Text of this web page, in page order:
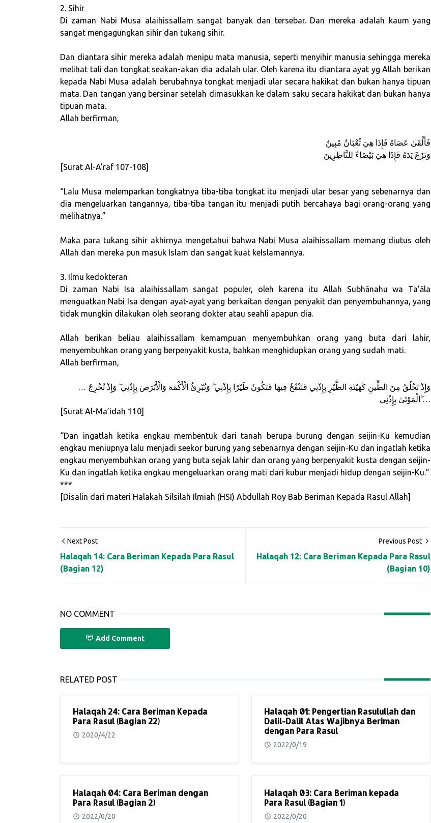
2. Sihir
Di zaman Nabi Musa alaihissallam sangat banyak dan tersebar. Dan mereka adalah kaum yang
sangat mengagungkan sihir dan tukang sihir.
Dan diantara sihir mereka adalah menipu mata manusia, seperti menyihir manusia sehingga mereka
melihat tali dan tongkat seakan-akan dia adalah ular. Oleh karena itu diantara ayat yg Allah berikan
kepada Nabi Musa adalah berubahnya tongkat menjadi ular secara hakikat dan bukan hanya tipuan
mata. Dan tangan yang bersinar setelah dimasukkan ke dalam saku secara hakikat dan bukan hanya
tipuan mata.
Allah berfirman,
فَأَلْقَىٰ عَصَاهُ فَإِذَا هِيَ ثُعْبَانٌ مُبِينٌ
وَنَزَعَ يَدَهُ فَإِذَا هِيَ بَيْضَاءُ لِلنَّاظِرِينَ
[Surat Al-A’raf 107-108]
“Lalu Musa melemparkan tongkatnya tiba-tiba tongkat itu menjadi ular besar yang sebenarnya dan
dia mengeluarkan tangannya, tiba-tiba tangan itu menjadi putih bercahaya bagi orang-orang yang
melihatnya.”
Maka para tukang sihir akhirnya mengetahui bahwa Nabi Musa alaihissallam memang diutus oleh
Allah dan mereka pun masuk Islam dan sangat kuat keIslamannya.
3. Ilmu kedokteran
Di zaman Nabi Isa alaihissallam sangat populer, oleh karena itu Allah Subhānahu wa Ta’āla
menguatkan Nabi Isa dengan ayat-ayat yang berkaitan dengan penyakit dan penyembuhannya, yang
tidak mungkin dilakukan oleh seorang dokter atau seahli apapun dia.
Allah berikan beliau alaihissallam kemampuan menyembuhkan orang yang buta dari lahir,
menyembuhkan orang yang berpenyakit kusta, bahkan menghidupkan orang yang sudah mati.
Allah berfirman,
… وَإِذْ تَخْلُقُ مِنَ الطِّينِ كَهَيْئَةِ الطَّيْرِ بِإِذْنِي فَتَنْفُخُ فِيهَا فَتَكُونُ طَيْرًا بِإِذْنِي ۖ وَتُبْرِئُ الْأَكْمَهَ وَالْأَبْرَصَ بِإِذْنِي ۖ وَإِذْ تُخْرِجُ
الْمَوْتَىٰ بِإِذْنِي ۖ…
[Surat Al-Ma’idah 110]
“Dan ingatlah ketika engkau membentuk dari tanah berupa burung dengan seijin-Ku kemudian
engkau meniupnya lalu menjadi seekor burung yang sebenarnya dengan seijin-Ku dan ingatlah ketika
engkau menyembuhkan orang yang buta sejak lahir dan orang yang berpenyakit kusta dengan seijin-
Ku dan ingatlah ketika engkau mengeluarkan orang mati dari kubur menjadi hidup dengan seijin-Ku.”
***
[Disalin dari materi Halakah Silsilah Ilmiah (HSI) Abdullah Roy Bab Beriman Kepada Rasul Allah]
Next Post
Halaqah 14: Cara Beriman Kepada Para Rasul
(Bagian 12)
Previous Post
Halaqah 12: Cara Beriman Kepada Para Rasul
(Bagian 10)
NO COMMENT
Add Comment
RELATED POST
Halaqah 24: Cara Beriman Kepada
Para Rasul (Bagian 22)
2020/4/22
Halaqah 01: Pengertian Rasulullah dan
Dalil-Dalil Atas Wajibnya Beriman
dengan Para Rasul
2022/0/19
Halaqah 04: Cara Beriman dengan
Para Rasul (Bagian 2)
2022/0/20
Halaqah 03: Cara Beriman kepada
Para Rasul (Bagian 1)
2022/0/20